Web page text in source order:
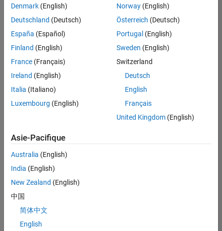
de
recherche.
Vous
pouvez
élargir
votre
recherche
ou
afficher
l’ensemble
d'emploi.
malgré
tout
vous
trouvez
pas
d'offre
Denmark (English)
Deutschland (Deutsch)
España (Español)
Finland (English)
France (Français)
Ireland (English)
Italia (Italiano)
Luxembourg (English)
Norway(English)
Österreich (Deutsch)
Portugal (English)
Sweden (English)
Switzerland
Deutsch
English
Français
United Kingdom(English)
Asie-Pacifique
Australia (English)
India (English)
New Zealand (English)
中国
简体中文
English